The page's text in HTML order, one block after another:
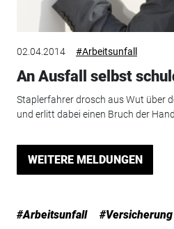
02.04.2014 #Arbeitsunfall
An Ausfall selbst
Staplerfahrer drosch aus Wut über
und erlitt dabei einen Bruch der Hand
WEITERE MELDUNGEN
#Arbeitsunfall #Versicherung